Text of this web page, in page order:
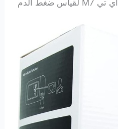
3. جهاز اومرون انتليسنس اي تي M7 لقياس ضغط الدم